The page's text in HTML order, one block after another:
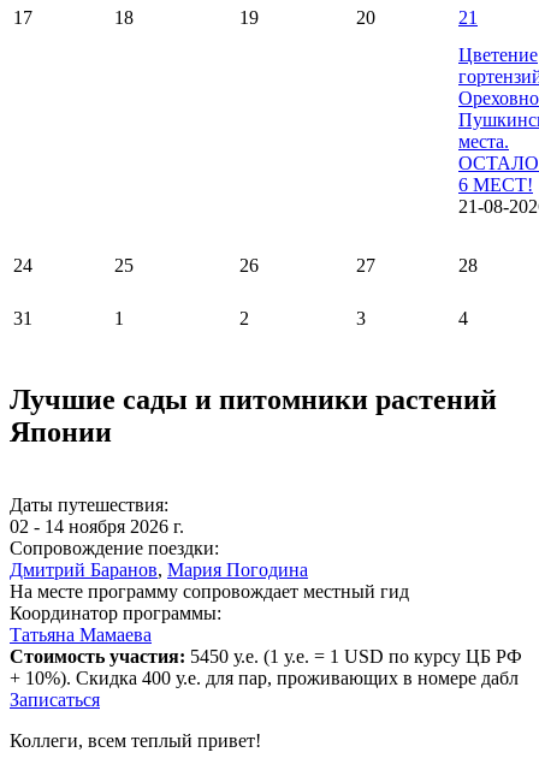
17 18 19 20
21
Цветение
места.
6 МЕСТ!
21-08-
24 25 26 27 28
31 1 2 3 4
Лучшие сады и питомники растений
Японии
Даты путешествия:
02 - 14 ноября 2026 г.
Сопровождение поездки:
Дмитрий Баранов, Мария Погодина
На месте программу сопровождает местный гид
Координатор программы:
Татьяна Мамаева
Стоимость участия: 5450 у.е. (1 у.е. = 1 USD по курсу ЦБ РФ
+ 10%). Скидка 400 у.е. для пар, проживающих в номере дабл
Записаться
Коллеги, всем теплый привет!